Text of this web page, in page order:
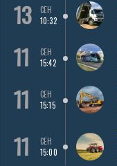
13
СЕН
10:32
11
СЕН
15:42
11
СЕН
15:15
11
СЕН
15:00